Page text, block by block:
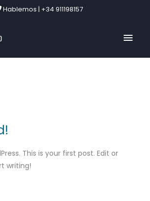
Hablemos | +34 911198157
This is your first post. Edit or
writing!